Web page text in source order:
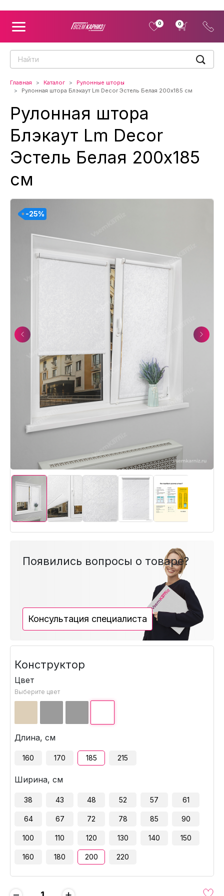
0 0
Главная Каталог
Рулонные шторы
Рулонная штора Блэкаут Lm Decor Эстель Белая 200x185 см
Рулонная штора
Блэкаут Lm Decor
Эстель Белая 200x185
см
Previous
-25%
-25%
-25%
-25%
-25%
-25%
-25%
-25%
-25%
-25%
-25%
Next
Появились вопросы о товаре?
Консультация специалиста
Конструктор
Цвет
Выберите цвет
Длина, см
160 170 185 215
Ширина, см
38 43 48 52 57 61
64 67 72 78 85 90
100 110 120 130 140 150
160 180 200 220